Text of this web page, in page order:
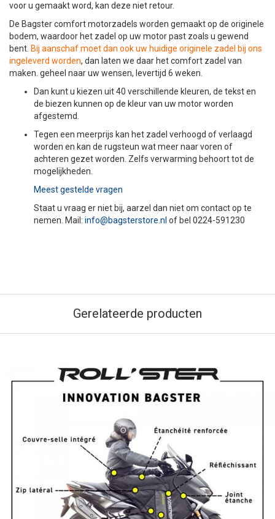
voor u gemaakt word, kan deze niet retour.
De Bagster comfort motorzadels worden gemaakt op de originele
bodem, waardoor het zadel op uw motor past zoals u gewend
bent. Bij aanschaf moet dan ook uw huidige originele zadel bij ons
ingeleverd worden, dan laten we daar het comfort zadel van
maken. geheel naar uw wensen, levertijd 6 weken.
Dan kunt u kiezen uit 40 verschillende kleuren, de tekst en
de biezen kunnen op de kleur van uw motor worden
afgestemd.
Tegen een meerprijs kan het zadel verhoogd of verlaagd
worden en kan de rugsteun wat meer naar voren of
achteren gezet worden. Zelfs verwarming behoort tot de
mogelijkheden.
Meest gestelde vragen
Staat u vraag er niet bij, aarzel dan niet om contact op te
nemen. Mail: info@bagsterstore.nl of bel 0224-591230
Gerelateerde producten